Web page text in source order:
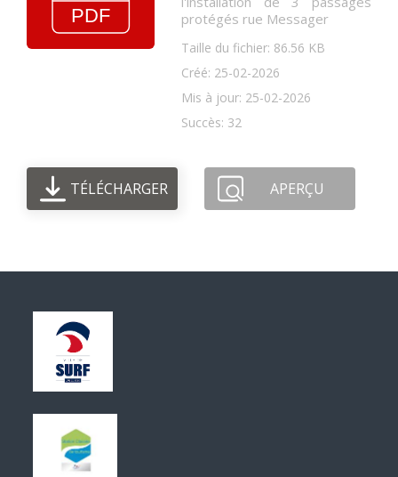
protégés rue Messager
Taille du fichier: 86.56 KB
Créé: 25-02-2026
Mis à jour: 25-02-2026
Succès: 32
TÉLÉCHARGER APERÇU